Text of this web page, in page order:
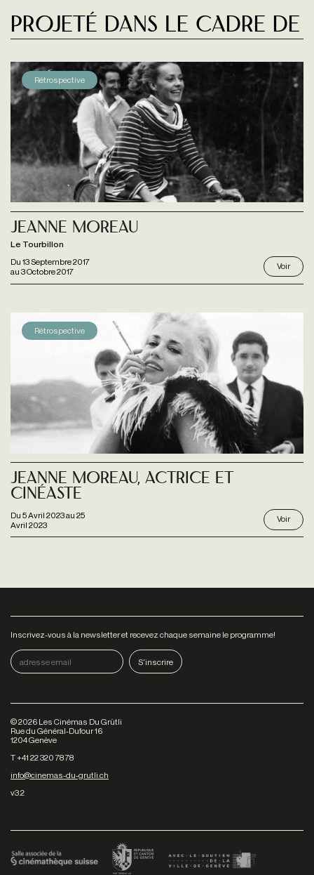
Projeté dans le cadre de
Rétrospective
Du 13 Septembre 2017
au 3 Octobre 2017
Jeanne Moreau
Le Tourbillon
Voir
Rétrospective
Du 5 Avril 2023au 25
Avril 2023
Jeanne Moreau, actrice et
cinéaste
Voir
Inscrivez-vous à la newsletter et recevez chaque semaine le programme!
©2026 Les Cinémas Du Grütli
Rue du Général-Dufour 16
1204 Genève
T +41 22 320 78 78
info@cinemas-du-grutli.ch
v3.2